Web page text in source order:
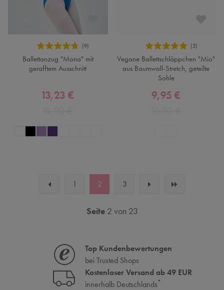
Ballettanzug "Mona" mit
gerafftem Ausschnitt
13,23 €
Vegane Ballettschläppchen "Mio"
aus Baumwoll-Stretch, geteilte
Sohle
9,95 €
1 2 3
Seite2 von 23
Top Kundenbewertungen
bei Trusted Shops
Kostenloser Versand ab 49 EUR
innerhalb Deutschlands*